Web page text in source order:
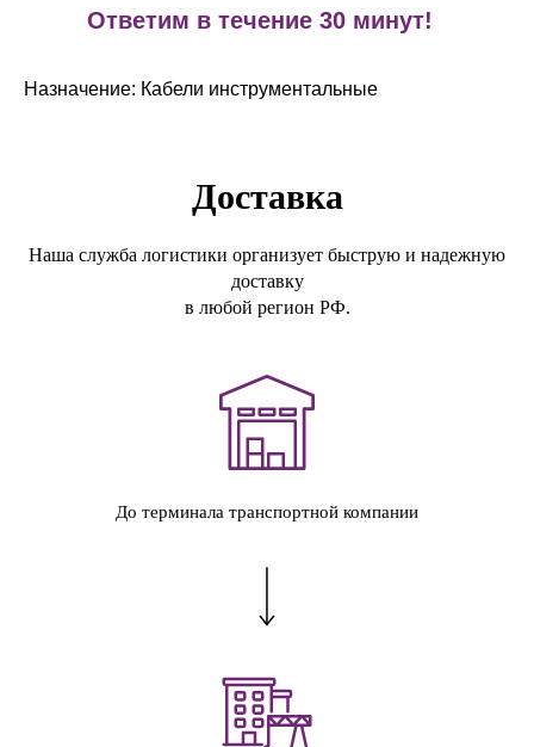
Ответим в течение 30 минут!
Назначение: Кабели инструментальные
Доставка
Наша служба логистики организует быструю и надежную
доставку
в любой регион РФ.
До терминала транспортной компании